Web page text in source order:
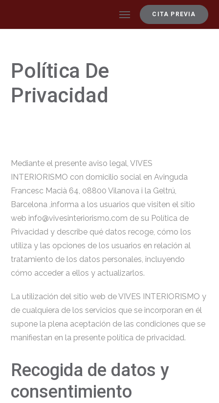
CITA PREVIA
Política De
Privacidad
Mediante el presente aviso legal, VIVES
INTERIORISMO con domicilio social en Avinguda
Francesc Macià 64, 08800 Vilanova i la Geltrú,
Barcelona ,informa a los usuarios que visiten el sitio
web info@vivesinteriorismo.com de su Política de
Privacidad y describe qué datos recoge, cómo los
utiliza y las opciones de los usuarios en relación al
tratamiento de los datos personales, incluyendo
cómo acceder a ellos y actualizarlos.
La utilización del sitio web de VIVES INTERIORISMO y
de cualquiera de los servicios que se incorporan en él
supone la plena aceptación de las condiciones que se
manifiestan en la presente política de privacidad.
Recogida de datos y
consentimiento